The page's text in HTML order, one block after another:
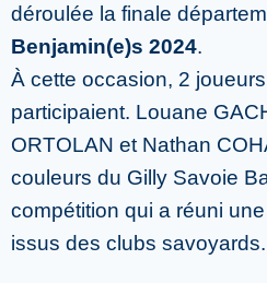
déroulée la finale
Benjamin(e)s 2024.
À cette occasion, 2
participaient. Louane
ORTOLAN et Nathan
couleurs du Gilly Savoie
compétition qui a réuni
issus des clubs savoyards.